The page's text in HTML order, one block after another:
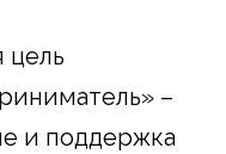
цель
–
и поддержка